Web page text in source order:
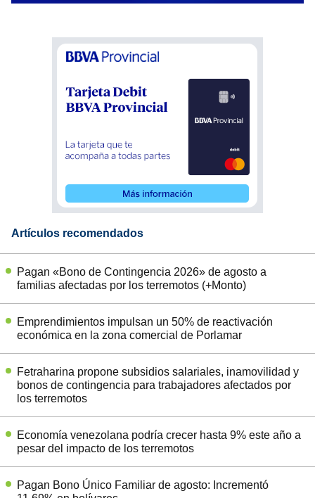
Artículos recomendados
Pagan «Bono de Contingencia 2026» de agosto a
familias afectadas por los terremotos (+Monto)
Emprendimientos impulsan un 50% de reactivación
económica en la zona comercial de Porlamar
Fetraharina propone subsidios salariales, inamovilidad y
bonos de contingencia para trabajadores afectados por
los terremotos
Economía venezolana podría crecer hasta 9% este año a
pesar del impacto de los terremotos
Pagan Bono Único Familiar de agosto: Incrementó